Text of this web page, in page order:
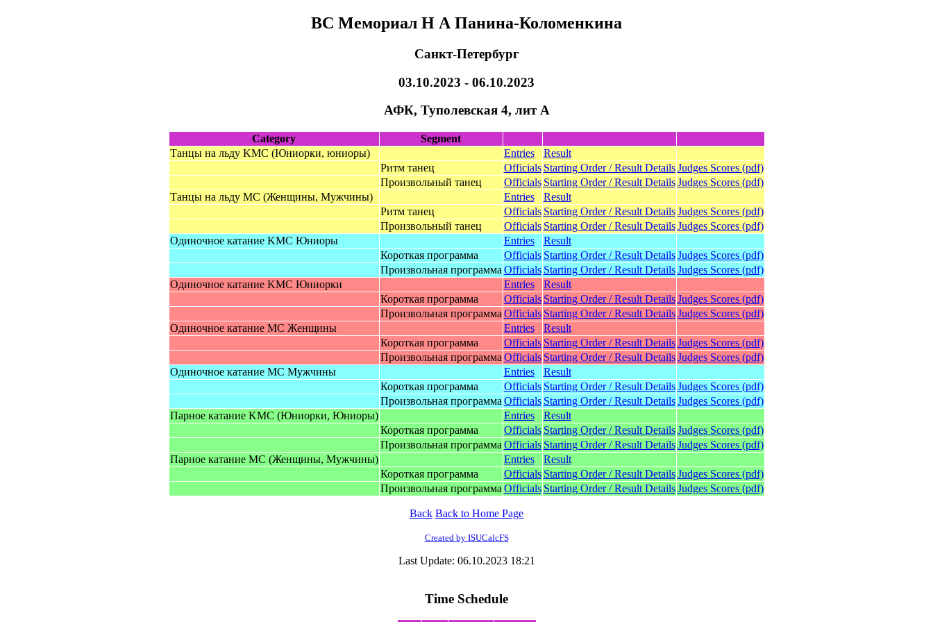
ВС Мемориал Н А Панина-Коломенкина
Санкт-Петербург
03.10.2023 - 06.10.2023
АФК, Туполевская 4, лит А
Category
Segment
Танцы на льду KMC (Юниорки, юниоры)
Entries
Result
Ритм танец
Officials Starting Order / Result Details Judges Scores (pdf)
Произвольный танец
Officials Starting Order / Result Details Judges Scores (pdf)
Танцы на льду MC (Женщины, Mужчины)
Entries
Result
Ритм танец
Officials Starting Order / Result Details Judges Scores (pdf)
Произвольный танец
Officials Starting Order / Result Details Judges Scores (pdf)
Одиночное катание KMC Юниоpы
Entries
Result
Короткая программа
Officials Starting Order / Result Details Judges Scores (pdf)
Произвольная программа Officials Starting Order / Result Details Judges Scores (pdf)
Одиночное катание KMC Юниopки
Entries
Result
Короткая программа
Officials Starting Order / Result Details Judges Scores (pdf)
Произвольная программа Officials Starting Order / Result Details Judges Scores (pdf)
Одиночное катание MC Жeнщины
Entries
Result
Короткая программа
Officials Starting Order / Result Details Judges Scores (pdf)
Произвольная программа Officials Starting Order / Result Details Judges Scores (pdf)
Одинoчнoе катание MC Mужчины
Entries
Result
Короткая программа
Officials Starting Order / Result Details Judges Scores (pdf)
Произвольная программа Officials Starting Order / Result Details Judges Scores (pdf)
Парное катание KMC (Юниopки, Юниopы)
Entries
Result
Короткая программа
Officials Starting Order / Result Details Judges Scores (pdf)
Произвольная программа Officials Starting Order / Result Details Judges Scores (pdf)
Парное катание MC (Женщины, Mужчины)
Entries
Result
Короткая программа
Officials Starting Order / Result Details Judges Scores (pdf)
Произвольная программа Officials Starting Order / Result Details Judges Scores (pdf)
Back Back to Home Page
Created by ISUCalcFS
Last Update: 06.10.2023 18:21
Time Schedule